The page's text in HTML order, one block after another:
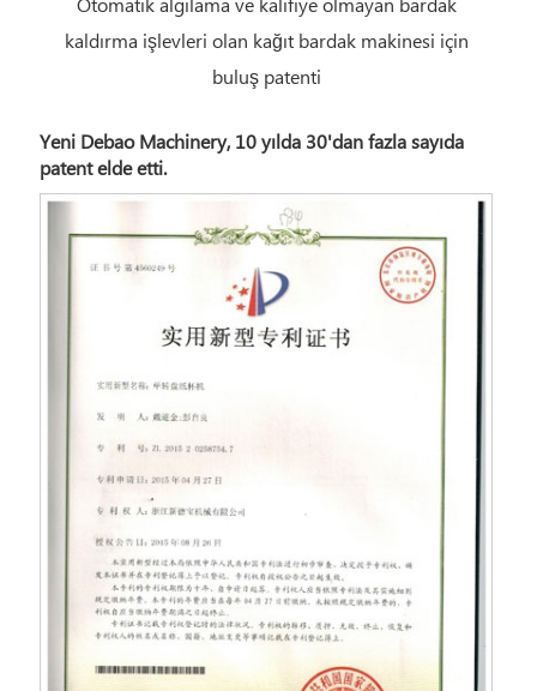
Otomatik algılama ve kalifiye olmayan bardak
kaldırma işlevleri olan kağıt bardak makinesi için
buluş patenti
Yeni Debao Machinery, 10 yılda 30'dan fazla sayıda
patent elde etti.